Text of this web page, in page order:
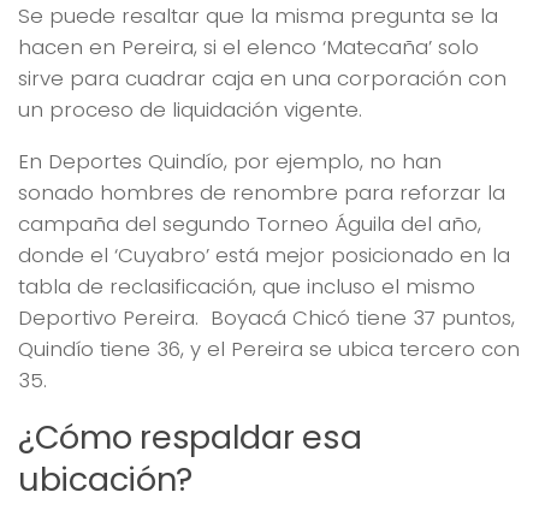
Se puede resaltar que la misma pregunta se la
hacen en Pereira, si el elenco ‘Matecaña’ solo
sirve para cuadrar caja en una corporación con
un proceso de liquidación vigente.
En Deportes Quindío, por ejemplo, no han
sonado hombres de renombre para reforzar la
campaña del segundo Torneo Águila del año,
donde el ‘Cuyabro’ está mejor posicionado en la
tabla de reclasificación, que incluso el mismo
Deportivo Pereira. Boyacá Chicó tiene 37 puntos,
Quindío tiene 36, y el Pereira se ubica tercero con
35.
¿Cómo respaldar esa
ubicación?